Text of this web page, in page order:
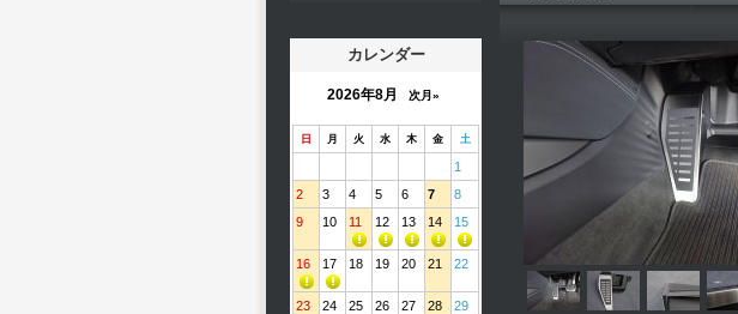
カレンダー
2026年8月 次月»
日 月 火 水 木 金 土
1
2
3 4 5 6 7
8
9
10 11 12 13 14 15
16 17 18 19 20 21 22
23 24 25 26 27 28
29